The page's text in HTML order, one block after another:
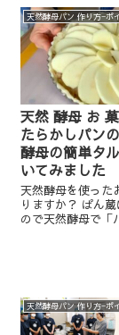
天然 酵母 お
たらかしパン
酵母の簡単タ
いてみました
天然酵母を使った
りますか？ ぱん
ので天然酵母で「